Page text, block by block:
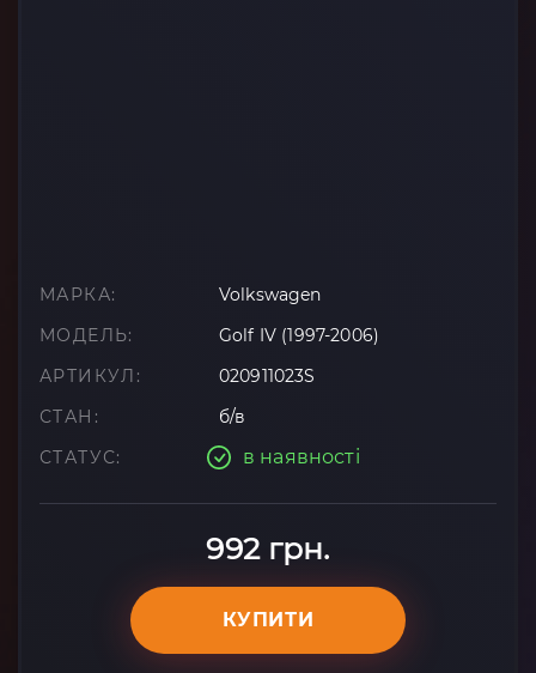
МАРКА:
Volkswagen
МОДЕЛЬ:
Golf IV (1997-2006)
АРТИКУЛ:
020911023S
СТАН:
б/в
СТАТУС:
в наявності
992 грн.
КУПИТИ